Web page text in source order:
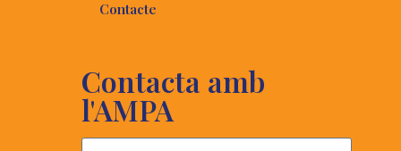
Contacte
Contacta amb
l'AMPA